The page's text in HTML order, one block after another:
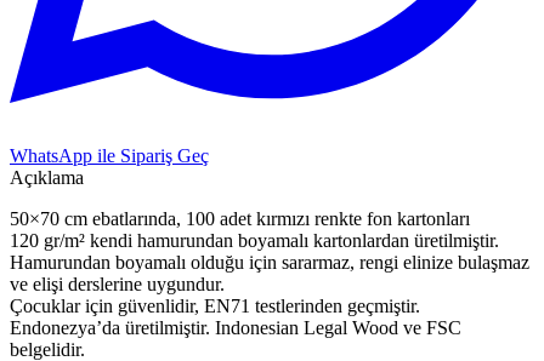
WhatsApp ile Sipariş Geç
Açıklama
50×70 cm ebatlarında, 100 adet kırmızı renkte fon kartonları
120 gr/m² kendi hamurundan boyamalı kartonlardan üretilmiştir.
Hamurundan boyamalı olduğu için sararmaz, rengi elinize bulaşmaz
ve elişi derslerine uygundur.
Çocuklar için güvenlidir, EN71 testlerinden geçmiştir.
Endonezya’da üretilmiştir. Indonesian Legal Wood ve FSC
belgelidir.